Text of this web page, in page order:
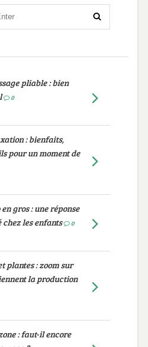
pliable : bien
0
: bienfaits,
pour un moment de
gros : une réponse
chez les enfants
0
plantes : zoom sur
la production
: faut-il encore